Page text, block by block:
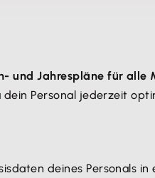
und Jahrespläne für
Personal jederzeit
deines Personals